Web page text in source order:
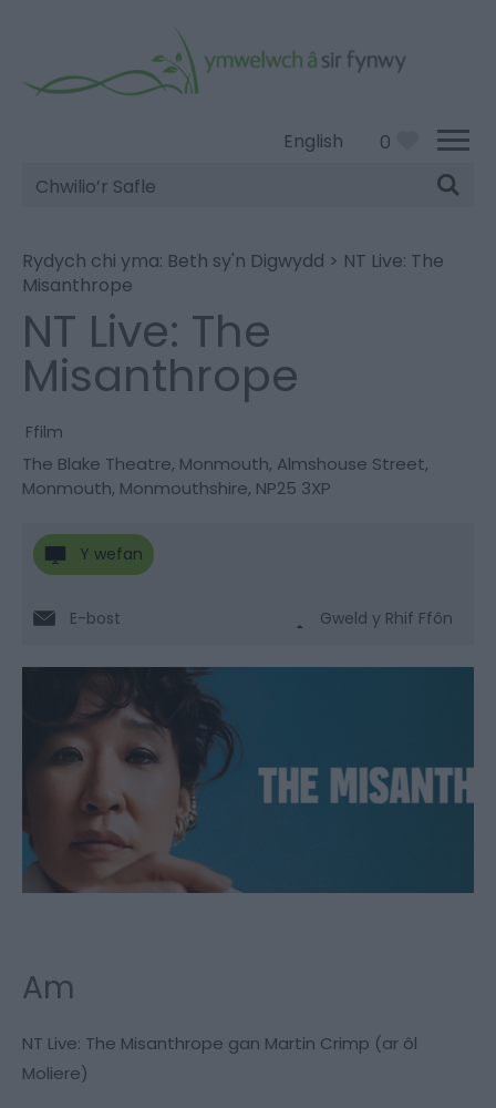
English 0
Chwilio’r
Safle
Rydych chi yma: Beth sy'n Digwydd > NT Live: The
Misanthrope
NT Live: The
Misanthrope
Ffilm
The Blake Theatre, Monmouth, Almshouse Street,
Monmouth, Monmouthshire, NP25 3XP
Y wefan
E-bost Gweld y Rhif Ffôn
Am
NT Live: The Misanthrope gan Martin Crimp (ar ôl
Moliere)